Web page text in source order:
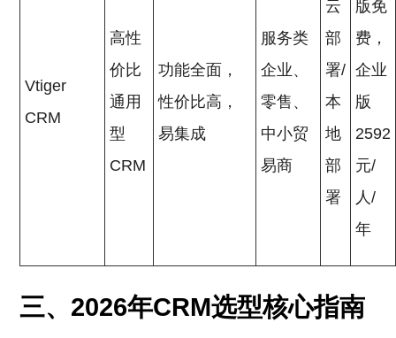
Vtiger
CRM
高性
价比
通用
型
CRM
功能全面，
性价比高，
易集成
服务类
企业、
零售、
中小贸
易商
云
部
署/
本
地
部
署
版免
费，
企业
版
2592
元/
人/
年
三、2026年CRM选型核心指南